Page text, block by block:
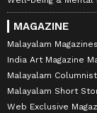
MAGAZINE
Malayalam Magazines
India Art Magazine
Malayalam Columnist
Malayalam Short
Web Exclusive